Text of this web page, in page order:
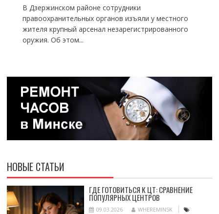
В Дзержинском районе сотрудники
правоохранительных органов изъяли у местного
жителя крупный арсенал незарегистрированного
оружия. Об этом...
НОВЫЕ СТАТЬИ
ГДЕ ГОТОВИТЬСЯ К ЦТ: СРАВНЕНИЕ
ПОПУЛЯРНЫХ ЦЕНТРОВ
09.03.2026
WHEREMINSK